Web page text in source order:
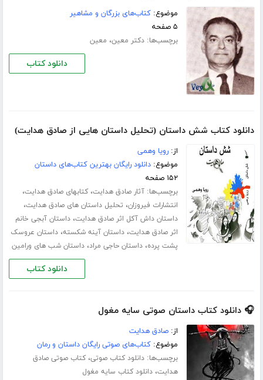
موضوع:کتاب‌های بزرگان و مشاهیر
۵ صفحه
برچسب‌ها:دکتر معین، معین
دانلود کتاب
دانلود کتاب شش داستان (تحلیل داستان هایی از صادق هدایت)
از:رویا وهمی
موضوع:دانلود رایگان بهترین کتاب‌های داستان
۱۵۲ صفحه
برچسب‌ها:آثار صادق هدایت،کتابهای صادق هدایت،
انتشارات فیروزان، تحلیل داستان های صادق هدایت،
داستان داش آکل اثر صادق هدایت،داستان آبجی خانم
اثر صادق هدایت،داستان آینه شکسته،داستان عروسک
پشت پرده،داستان حاجی مراد،داستان شب های ورامین
دانلود کتاب
🎧 دانلود کتاب داستان صوتی سایه مغول
از:صادق هدایت
موضوع:کتاب‌های صوتی رایگان داستان و رمان
برچسب‌ها:دانلود کتاب صوتی،کتاب صوتی صادق
هدایت،دانلود کتاب سایه مغول